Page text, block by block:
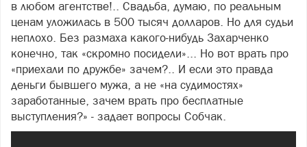
в любом агентстве!.. Свадьба, думаю, по реальным
ценам уложилась в 500 тысяч долларов. Но для судьи
неплохо. Без размаха какого-нибудь Захарченко
конечно, так «скромно посидели»... Но вот врать про
«приехали по дружбе» зачем?.. И если это правда
деньги бывшего мужа, а не «на судимостях»
заработанные, зачем врать про бесплатные
выступления?» - задает вопросы Собчак.